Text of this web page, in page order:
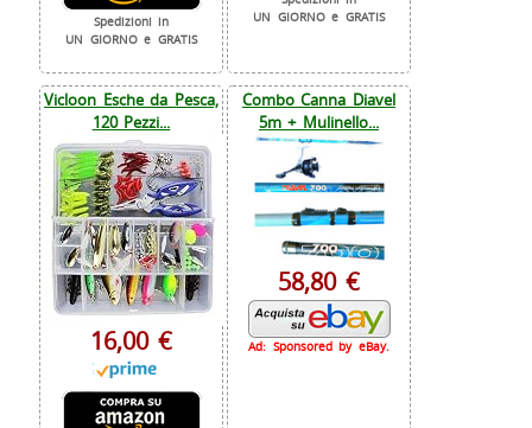
Spedizioni in
UN GIORNO e GRATIS
UN GIORNO e GRATIS
Vicloon Esche da Pesca,
120 Pezzi...
16,00 €
Combo Canna Diavel
5m + Mulinello...
58,80 €
Ad: Sponsored by eBay.